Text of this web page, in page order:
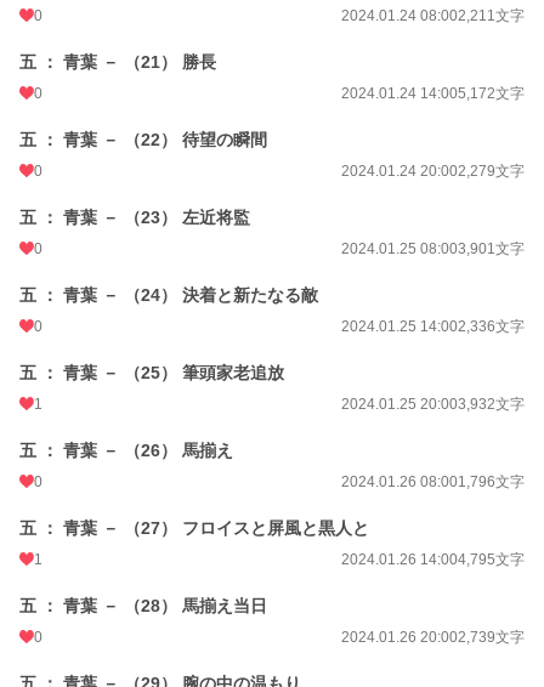
0 2024.01.24 08:002,211文字
五 ： 青葉 － （21） 勝長
0 2024.01.24 14:005,172文字
五 ： 青葉 － （22） 待望の瞬間
0 2024.01.24 20:002,279文字
五 ： 青葉 － （23） 左近将監
0 2024.01.25 08:003,901文字
五 ： 青葉 － （24） 決着と新たなる敵
0 2024.01.25 14:002,336文字
五 ： 青葉 － （25） 筆頭家老追放
1 2024.01.25 20:003,932文字
五 ： 青葉 － （26） 馬揃え
0 2024.01.26 08:001,796文字
五 ： 青葉 － （27） フロイスと屏風と黒人と
1 2024.01.26 14:004,795文字
五 ： 青葉 － （28） 馬揃え当日
0 2024.01.26 20:002,739文字